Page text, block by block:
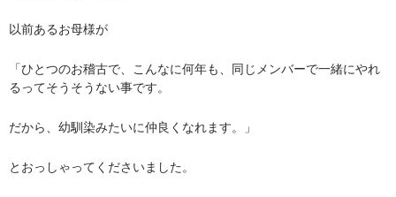
以前あるお母様が
「ひとつのお稽古で、こんなに何年も、同じメンバーで一緒にやれ
るってそうそうない事です。
だから、幼馴染みたいに仲良くなれます。」
とおっしゃってくださいました。